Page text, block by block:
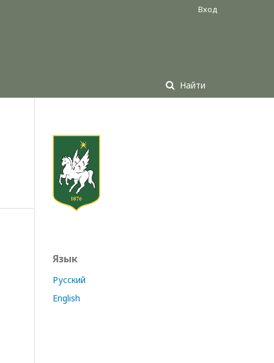
Найти
Вход
Язык
Русский
English